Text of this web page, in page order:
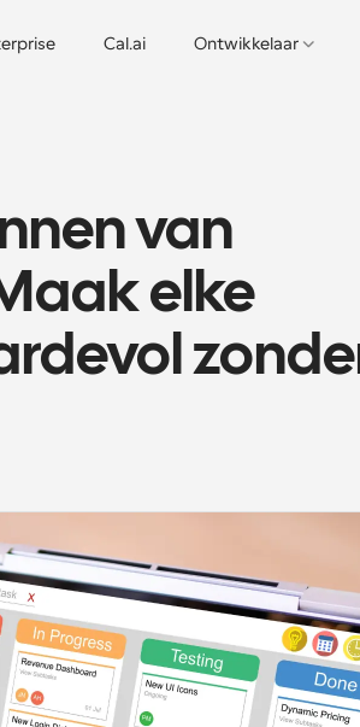
Cal.ai Ontwikkelaar
van
elke